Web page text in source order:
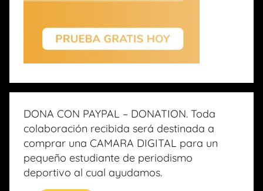
DONA CON PAYPAL – DONATION. Toda
colaboración recibida será destinada a
comprar una CAMARA DIGITAL para un
pequeño estudiante de periodismo
deportivo al cual ayudamos.